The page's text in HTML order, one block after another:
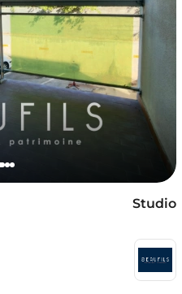
Studio